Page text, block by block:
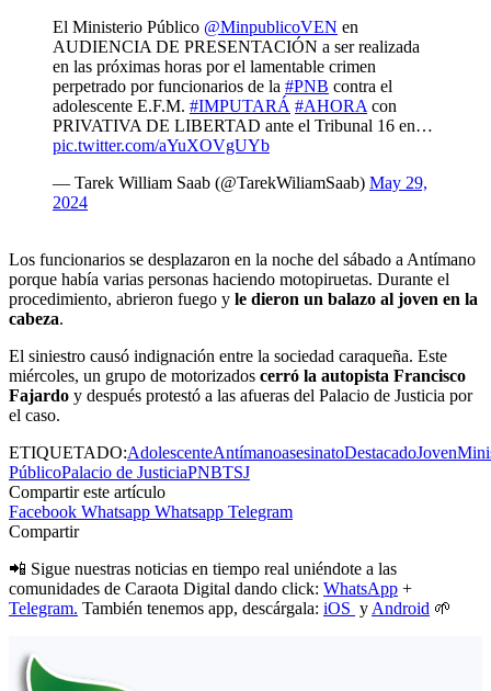
El Ministerio Público @MinpublicoVEN en
AUDIENCIA DE PRESENTACIÓN a ser realizada
en las próximas horas por el lamentable crimen
perpetrado por funcionarios de la #PNB contra el
adolescente E.F.M. #IMPUTARÁ #AHORA con
PRIVATIVA DE LIBERTAD ante el Tribunal 16 en…
pic.twitter.com/aYuXOVgUYb
— Tarek William Saab (@TarekWiliamSaab) May 29,
2024
Los funcionarios se desplazaron en la noche del sábado a Antímano
porque había varias personas haciendo motopiruetas. Durante el
procedimiento, abrieron fuego y le dieron un balazo al joven en la
cabeza.
El siniestro causó indignación entre la sociedad caraqueña. Este
miércoles, un grupo de motorizados cerró la autopista Francisco
Fajardo y después protestó a las afueras del Palacio de Justicia por
el caso.
ETIQUETADO:AdolescenteAntímanoasesinatoDestacadoJoven
PúblicoPalacio de JusticiaPNBTSJ
Compartir este artículo
Facebook Whatsapp Whatsapp Telegram
Compartir
📲 Sigue nuestras noticias en tiempo real uniéndote a las
comunidades de Caraota Digital dando click: WhatsApp +
Telegram. También tenemos app, descárgala: iOS y Android 🌱